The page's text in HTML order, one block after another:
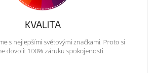
KVALITA
s nejlepšími světovými značkami. Proto si
dovolit 100% záruku spokojenosti.